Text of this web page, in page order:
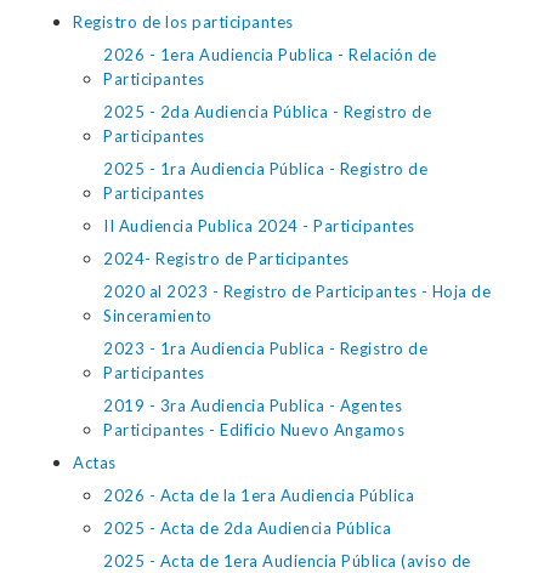
Registro de los participantes
2026 - 1era Audiencia Publica - Relación de
Participantes
2025 - 2da Audiencia Pública - Registro de
Participantes
2025 - 1ra Audiencia Pública - Registro de
Participantes
II Audiencia Publica 2024 - Participantes
2024- Registro de Participantes
2020 al 2023 - Registro de Participantes - Hoja de
Sinceramiento
2023 - 1ra Audiencia Publica - Registro de
Participantes
2019 - 3ra Audiencia Publica - Agentes
Participantes - Edificio Nuevo Angamos
Actas
2026 - Acta de la 1era Audiencia Pública
2025 - Acta de 2da Audiencia Pública
2025 - Acta de 1era Audiencia Pública (aviso de